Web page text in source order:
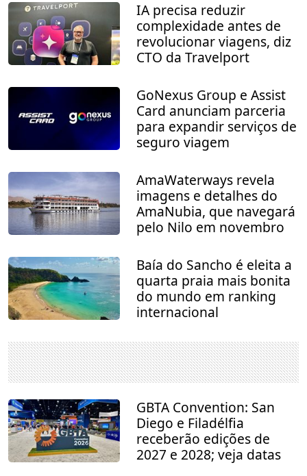
IA precisa reduzir
complexidade antes de
revolucionar viagens, diz
CTO da Travelport
GoNexus Group e Assist
Card anunciam parceria
para expandir serviços de
seguro viagem
AmaWaterways revela
imagens e detalhes do
AmaNubia, que navegará
pelo Nilo em novembro
Baía do Sancho é eleita a
quarta praia mais bonita
do mundo em ranking
internacional
GBTA Convention: San
Diego e Filadélfia
receberão edições de
2027 e 2028; veja datas